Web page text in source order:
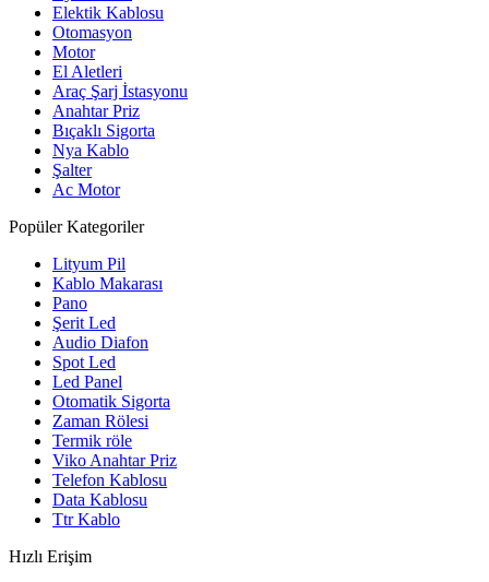
Elektik Kablosu
Otomasyon
Motor
El Aletleri
Araç Şarj İstasyonu
Anahtar Priz
Bıçaklı Sigorta
Nya Kablo
Şalter
Ac Motor
Popüler Kategoriler
Lityum Pil
Kablo Makarası
Pano
Şerit Led
Audio Diafon
Spot Led
Led Panel
Otomatik Sigorta
Zaman Rölesi
Termik röle
Viko Anahtar Priz
Telefon Kablosu
Data Kablosu
Ttr Kablo
Hızlı Erişim